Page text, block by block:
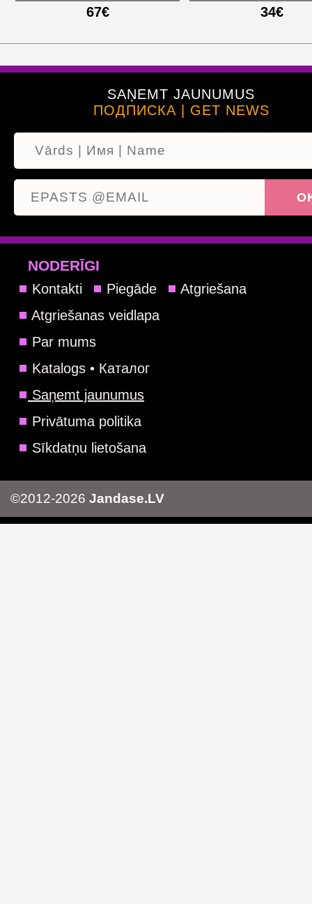
67€ 34€
SAŅEMT JAUNUMUS
ПОДПИСКА | GET NEWS
NODERĪGI
Kontakti Piegāde
Atgriešana
Atgriešanas veidlapa
Par mums
Katalogs • Каталог
Saņemt jaunumus
Privātuma politika
Sīkdatņu lietošana
©2012-2026 Jandase.LV